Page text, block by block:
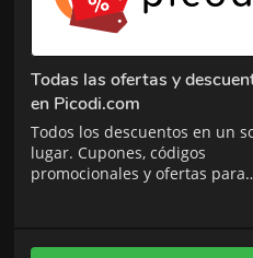
Todas las ofertas y
en Picodi.com
Todos los descuentos en un
lugar. Cupones, códigos
promocionales y ofertas para